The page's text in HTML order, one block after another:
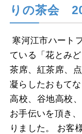
国
国
りの茶会
寒河江市ハート
ている「花とみ
茶席、紅茶席、
凝らしたおもて
高校、谷地高校
お手伝いを頂き
りました。 お客